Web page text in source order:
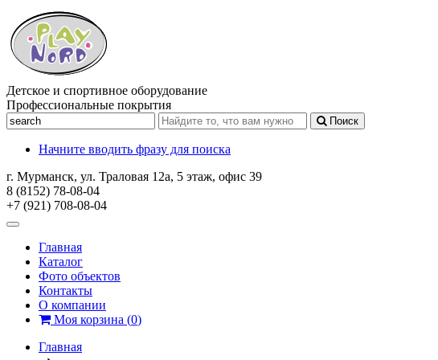
Детское и спортивное оборудование
Профессиональные покрытия
Поиск
Начните вводить фразу для поиска
г. Мурманск, ул. Траловая 12а, 5 этаж, офис 39
8 (8152) 78-08-04
+7 (921) 708-08-04
Главная
Каталог
Фото объектов
Контакты
О компании
Моя корзина (0)
Главная